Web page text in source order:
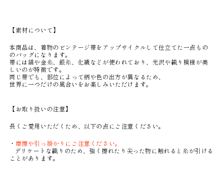
【素材について】
本商品は、着物のビンテージ帯をアップサイクルして仕立てた一点もの
のバッグになります。
帯には絹や金糸、銀糸、化繊などが使われており、光沢や織り模様が美
しいのが特徴です。
同じ帯でも、部位によって柄や色の出方が異なるため、
世界に一つだけの風合いをお楽しみいただけます。
【お取り扱いの注意】
長くご愛用いただくため、以下の点にご注意ください。
・ 摩擦や引っ掛かりにご注意ください。
デリケートな織りのため、強く擦れたり尖った物に触れると糸が引ける
ことがあります。